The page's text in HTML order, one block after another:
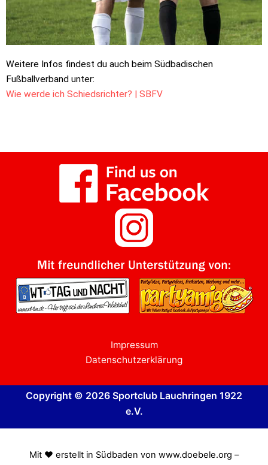
Weitere Infos findest du auch beim Südbadischen
Fußballverband unter:
Wie werde ich Schiedsrichter? | SBFV
Impressum
Datenschutzerklärung
Copyright © 2026 Sportclub Lauchringen 1922
e.V.
Mit ❤️ erstellt in Südbaden von www.doebele.org –